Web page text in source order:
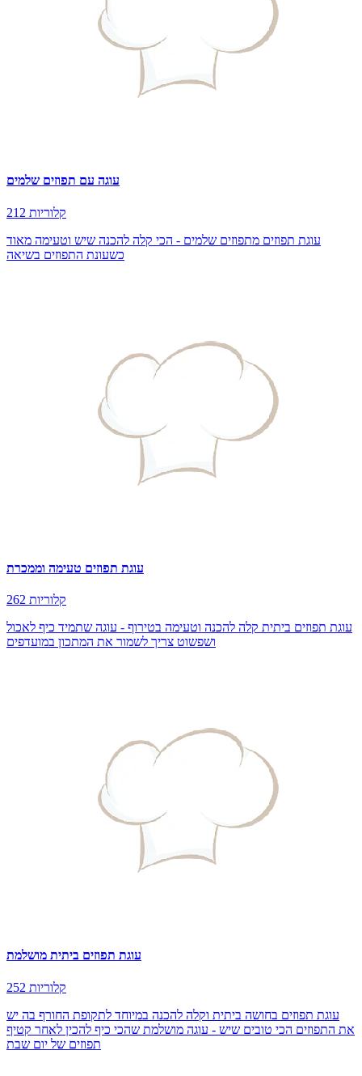
עוגה עם תפוזים שלמים
212 קלוריות
עוגת תפוזים מתפוזים שלמים - הכי קלה להכנה שיש וטעימה מאוד
כשעונת התפוזים בשיאה
עוגת תפוזים טעימה וממכרת
262 קלוריות
עוגת תפוזים ביתית קלה להכנה וטעימה בטירוף - עוגה שתמיד כיף לאכול
ושפשוט צריך לשמור את המתכון במועדפים
עוגת תפוזים ביתית מושלמת
252 קלוריות
עוגת תפוזים בחושה ביתית וקלה להכנה במיוחד לתקופת החורף בה יש
את התפוזים הכי טובים שיש - עוגה מושלמת שהכי כיף להכין לאחר קטיף
תפוזים של יום שבת